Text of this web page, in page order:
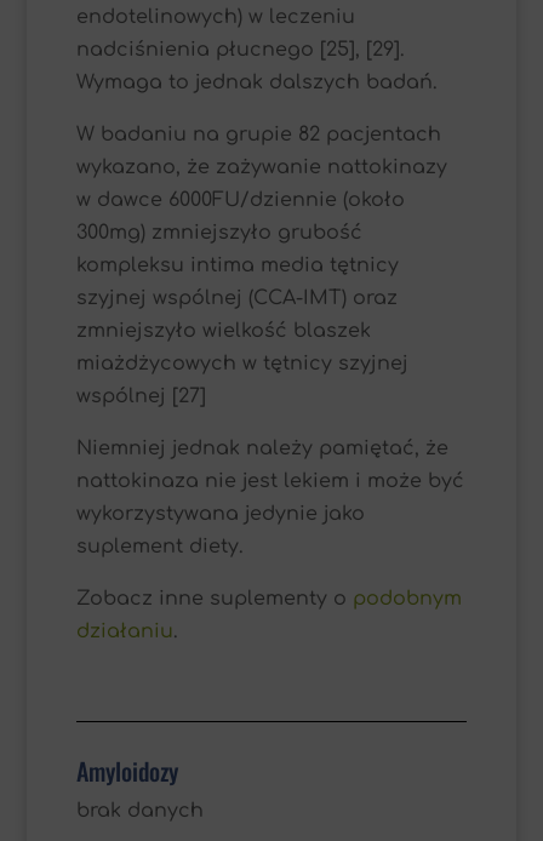
endotelinowych) w leczeniu
nadciśnienia płucnego [25], [29].
Wymaga to jednak dalszych badań.
W badaniu na grupie 82 pacjentach
wykazano, że zażywanie nattokinazy
w dawce 6000FU/dziennie (około
300mg) zmniejszyło grubość
kompleksu intima media tętnicy
szyjnej wspólnej (CCA-IMT) oraz
zmniejszyło wielkość blaszek
miażdżycowych w tętnicy szyjnej
wspólnej [27]
Niemniej jednak należy pamiętać, że
nattokinaza nie jest lekiem i może być
wykorzystywana jedynie jako
suplement diety.
Zobacz inne suplementy o podobnym
działaniu.
Amyloidozy
brak danych